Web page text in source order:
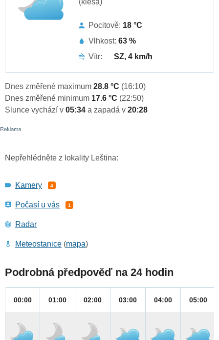
(klesá)
Pocitově: 18 °C
Vlhkost: 63 %
Vítr:
SZ, 4 km/h
Dnes změřené maximum 28.8 °C (16:10)
Dnes změřené minimum 17.6 °C (22:50)
Slunce vychází v 05:34 a zapadá v 20:28
Nepřehlédněte z lokality Leština:
Kamery 4
Počasí u vás 1
Radar
Meteostanice (mapa)
Podrobná předpověď na 24 hodin
00:00 01:00 02:00 03:00 04:00 05:00